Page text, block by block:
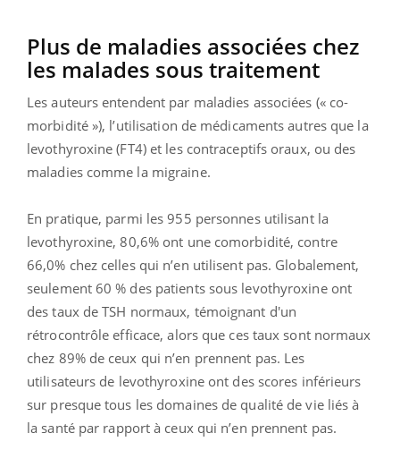
Plus de maladies associées chez
les malades sous traitement
Les auteurs entendent par maladies associées (« co-
morbidité »), l’utilisation de médicaments autres que la
levothyroxine (FT4) et les contraceptifs oraux, ou des
maladies comme la migraine.
En pratique, parmi les 955 personnes utilisant la
levothyroxine, 80,6% ont une comorbidité, contre
66,0% chez celles qui n’en utilisent pas. Globalement,
seulement 60 % des patients sous levothyroxine ont
des taux de TSH normaux, témoignant d'un
rétrocontrôle efficace, alors que ces taux sont normaux
chez 89% de ceux qui n’en prennent pas. Les
utilisateurs de levothyroxine ont des scores inférieurs
sur presque tous les domaines de qualité de vie liés à
la santé par rapport à ceux qui n’en prennent pas.